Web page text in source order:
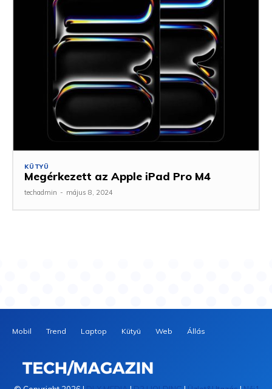
KÜTYÜ
Megérkezett az Apple iPad Pro M4
techadmin - május 8, 2024
Mobil Trend Laptop Kütyü Web Állás